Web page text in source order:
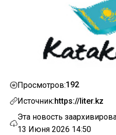
Просмотров:192
Источник:https://liter.kz
Эта новость
13 Июня 2026 14:50